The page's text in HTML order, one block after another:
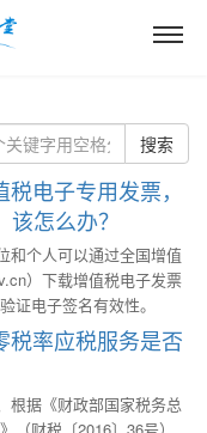
搜索
电子专用发票，
怎么办？
个人可以通过全国增值
）下载增值税电子发票
证电子签名有效性。
率应税服务是否
据《财政部国家税务总